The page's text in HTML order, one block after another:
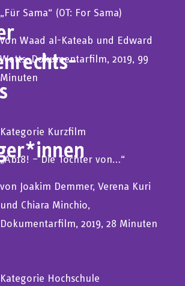
„Für Sama“ (OT: For Sama)
von Waad al-Kateab und Edward
Watts, Dokumentarfilm, 2019, 99
Minuten
Kategorie Kurzfilm
„Ab18! – Die Tochter von…“
von Joakim Demmer, Verena Kuri
und Chiara Minchio,
Dokumentarfilm, 2019, 28 Minuten
Kategorie Hochschule